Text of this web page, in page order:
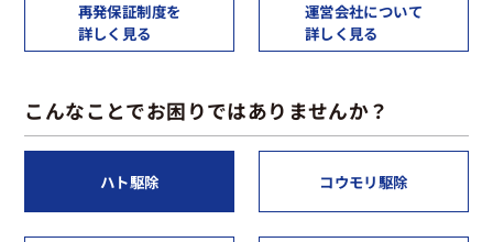
再発保証制度を
詳しく見る
運営会社について
詳しく見る
こんなことでお困りではありませんか？
ハト駆除 コウモリ駆除